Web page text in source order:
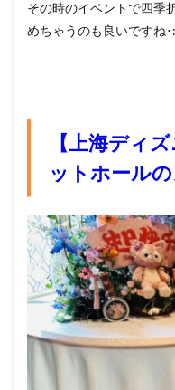
その時のイベントで四季
めちゃうのも良いですね･
【上海ディ
ットホール